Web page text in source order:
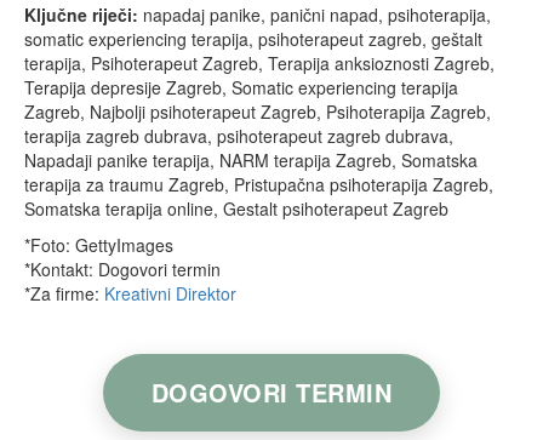
Ključne riječi: napadaj panike, panični napad, psihoterapija,
somatic experiencing terapija, psihoterapeut zagreb, geštalt
terapija, Psihoterapeut Zagreb, Terapija anksioznosti Zagreb,
Terapija depresije Zagreb, Somatic experiencing terapija
Zagreb, Najbolji psihoterapeut Zagreb, Psihoterapija Zagreb,
terapija zagreb dubrava, psihoterapeut zagreb dubrava,
Napadaji panike terapija, NARM terapija Zagreb, Somatska
terapija za traumu Zagreb, Pristupačna psihoterapija Zagreb,
Somatska terapija online, Gestalt psihoterapeut Zagreb
*Foto: GettyImages
*Kontakt: Dogovori termin
*Za firme: Kreativni Direktor
DOGOVORI TERMIN